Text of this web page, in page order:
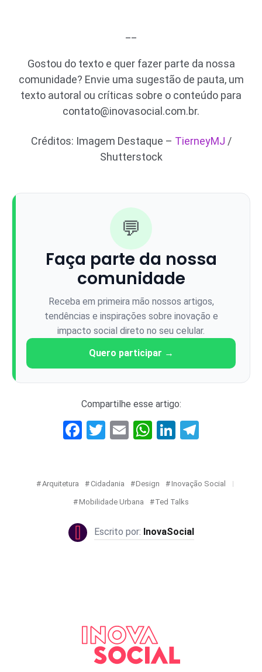
Gostou do texto e quer fazer parte da nossa
comunidade? Envie uma sugestão de pauta, um
texto autoral ou críticas sobre o conteúdo para
contato@inovasocial.com.br.
Créditos: Imagem Destaque – TierneyMJ /
Shutterstock
💬
Faça parte da nossa
comunidade
Receba em primeira mão nossos artigos,
tendências e inspirações sobre inovação e
impacto social direto no seu celular.
Quero participar →
Compartilhe esse artigo:
Facebook
Twitter
EmailWhatsApp
LinkedIn
Arquitetura Cidadania Design Inovação Social
Mobilidade Urbana Ted Talks
InovaSocial